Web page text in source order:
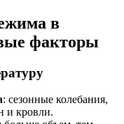
в
факторы
: сезонные колебания,
и кровли.